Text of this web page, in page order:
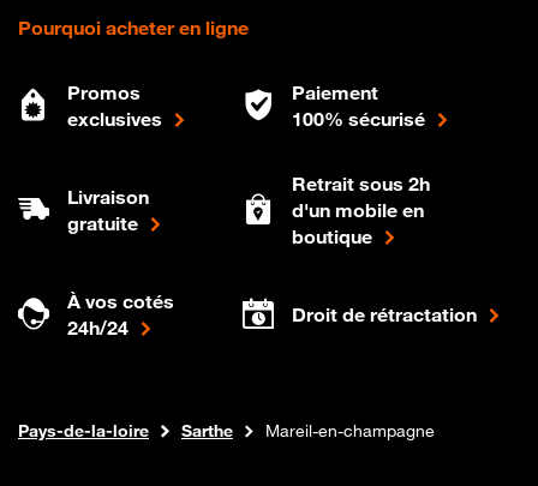
Pourquoi acheter en ligne
Promos
exclusives
Paiement
100% sécurisé
Livraison
gratuite
Retrait sous 2h
d'un mobile en
boutique
À vos cotés
24h/24
Droit de rétractation
Boutique Orange
Internet fibre
Pays-de-la-loire Sarthe Mareil-en-champagne